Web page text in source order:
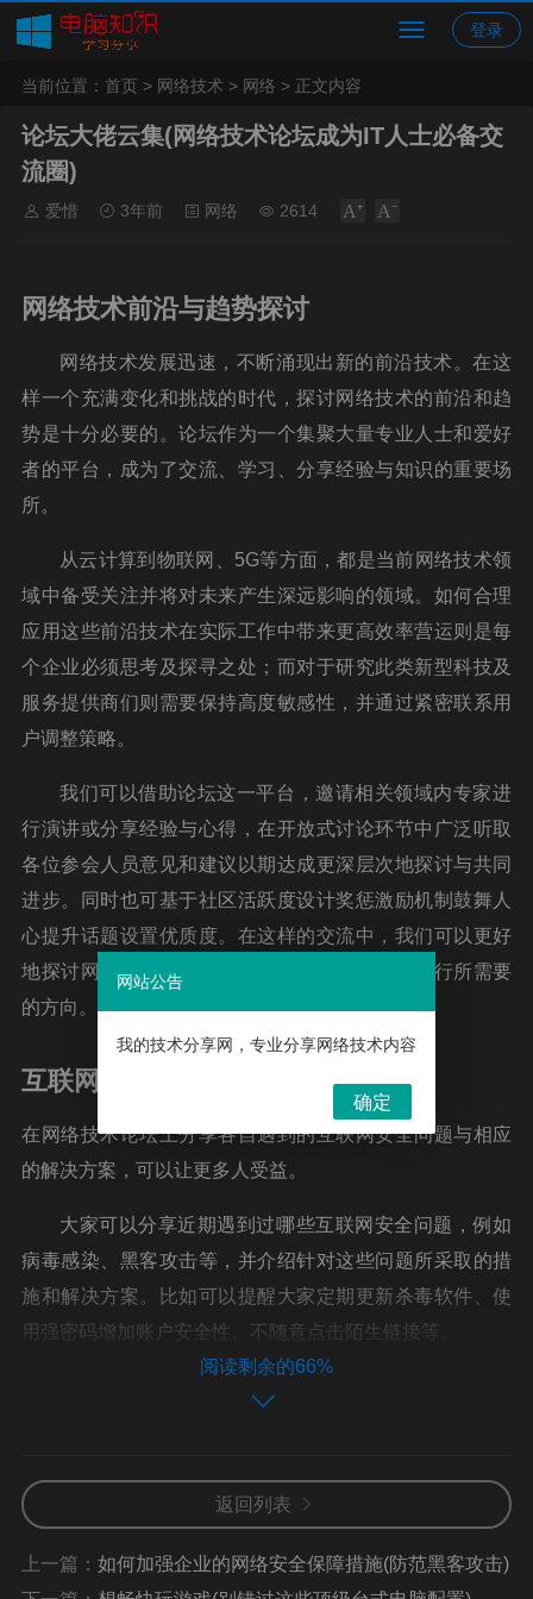
登录
当前位置： 首页 > 网络技术 > 网络 > 正文内容
论坛大佬云集(网络技术论坛成为IT人士必备交
流圈)
爱惜 3年前 网络 2614
网络技术前沿与趋势探讨
网络技术发展迅速，不断涌现出新的前沿技术。在这
样一个充满变化和挑战的时代，探讨网络技术的前沿和趋
势是十分必要的。论坛作为一个集聚大量专业人士和爱好
者的平台，成为了交流、学习、分享经验与知识的重要场
所。
从云计算到物联网、5G等方面，都是当前网络技术领
域中备受关注并将对未来产生深远影响的领域。如何合理
应用这些前沿技术在实际工作中带来更高效率营运则是每
个企业必须思考及探寻之处；而对于研究此类新型科技及
服务提供商们则需要保持高度敏感性，并通过紧密联系用
户调整策略。
我们可以借助论坛这一平台，邀请相关领域内专家进
行演讲或分享经验与心得，在开放式讨论环节中广泛听取
各位参会人员意见和建议以期达成更深层次地探讨与共同
进步。同时也可基于社区活跃度设计奖惩激励机制鼓舞人
心提升话题设置优质度。在这样的交流中，我们可以更好
地探讨网络技术发展道路上的趋势和沿着道路前行所需要
的方向。
互联网安全问题与解决方案分享
在网络技术论坛上分享各自遇到的互联网安全问题与相应
的解决方案，可以让更多人受益。
大家可以分享近期遇到过哪些互联网安全问题，例如
病毒感染、黑客攻击等，并介绍针对这些问题所采取的措
施和解决方案。比如可以提醒大家定期更新杀毒软件、使
用强密码增加账户安全性、不随意点击陌生链接等。
操作系统更新，在新版本中可能会修复之前版本存在但未
被发现或者公开披露过漏洞等等。
阅读剩余的66%
返回列表
上一篇： 如何加强企业的网络安全保障措施(防范黑客攻击)
网站公告
我的技术分享网，专业分享网络技术内容
确定